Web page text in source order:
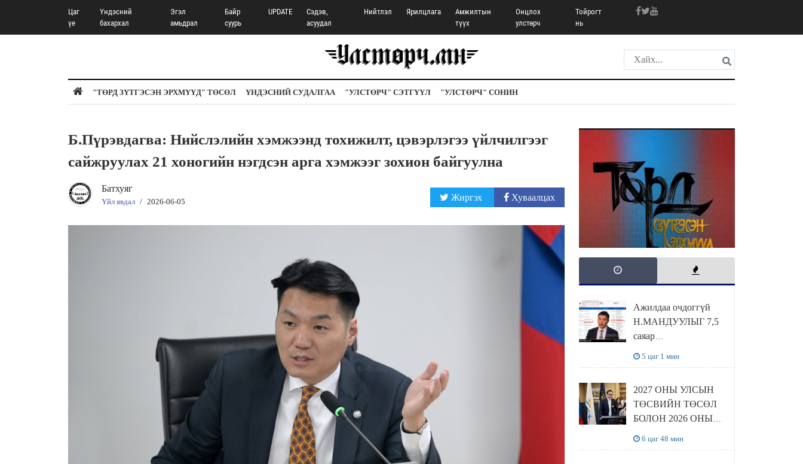
Цаг
үе
Үндэсний
бахархал
Эгэл
амьдрал
Байр
суурь
UPDATE
Сэдэв,
асуудал
Нийтлэл Ярилцлага
Амжилтын
түүх
Онцлох
улстөрч
Тойрогт
нь
"ТӨРД ЗҮТГЭСЭН ЭРХМҮҮД" ТӨСӨЛ ҮНДЭСНИЙ СУДАЛГАА "УЛСТӨРЧ" СЭТГҮҮЛ "УЛСТӨРЧ" СОНИН
Б.Пүрэвдагва: Нийслэлийн хэмжээнд тохижилт, цэвэрлэгээ үйлчилгээг
сайжруулах 21 хоногийн нэгдсэн арга хэмжээг зохион байгуулна
Батхуяг
Үйл явдал / 2026-06-05 Жиргэх Хуваалцах
Ажилдаа очдоггүй
Н.МАНДУУЛЫГ 7,5
саяар
5 цаг 1 мин
2027 ОНЫ УЛСЫН
ТӨСВИЙН ТӨСӨЛ
БОЛОН 2026 ОНЫ
6 цаг 48 мин